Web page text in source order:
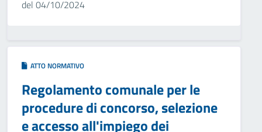
del 04/10/2024
ATTO NORMATIVO
Regolamento comunale per le
procedure di concorso, selezione
e accesso all'impiego dei